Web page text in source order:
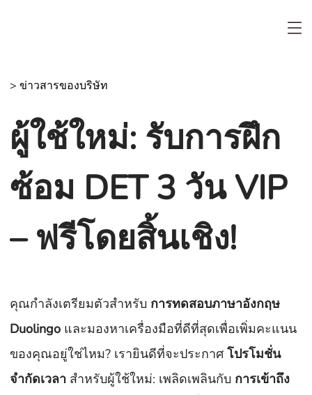
> ข่าวสารของบริษัท
ผู้ใช้ใหม่: รับการฝึก
ซ้อม DET 3 วัน VIP
– ฟรีโดยสิ้นเชิง!
คุณกำลังเตรียมตัวสำหรับ การทดสอบภาษาอังกฤษ
Duolingo และมองหาเครื่องมือที่ดีที่สุดเพื่อเพิ่มคะแนน
ของคุณอยู่ใช่ไหม? เรายินดีที่จะประกาศ โปรโมชั่น
จำกัดเวลา สำหรับผู้ใช้ใหม่: เพลิดเพลินกับ การเข้าถึง